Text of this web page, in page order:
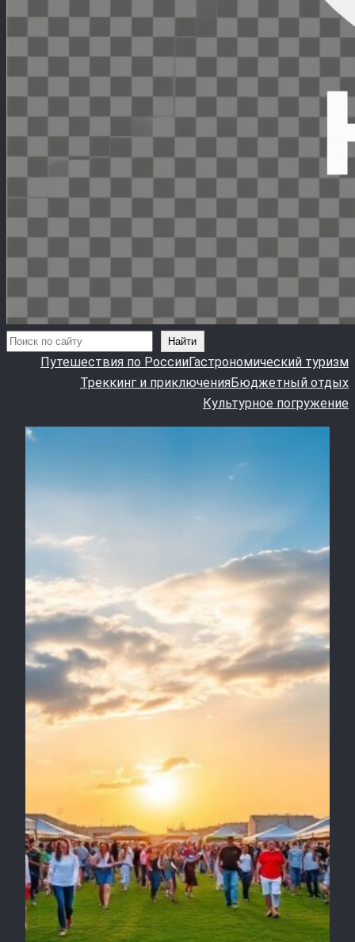
Поиск Найти
Путешествия по РоссииГастрономический туризм
Треккинг и приключенияБюджетный отдых
Культурное погружение